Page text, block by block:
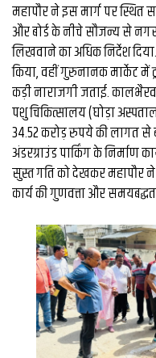
महापौर ने इस मार्ग पर स्थित
और बोर्ड के नीचे सौजन्य से
लिखवाने का अधिक निर्देश
किया, वहीं गुरुनानक मार्केट में
कड़ी नाराजगी जताई. ​कालभैरव
पशु चिकित्सालय (घोड़ा
34.52 करोड़ रुपये की लागत से
अंडरग्राउंड पार्किंग के निर्माण
सुस्त गति को देखकर महापौर
कार्य की गुणवत्ता और